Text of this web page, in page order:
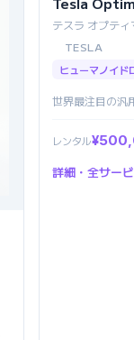
テスラ オプティ
TESLA
ヒューマノイド
世界最注目の汎
レンタル
詳細・全サー